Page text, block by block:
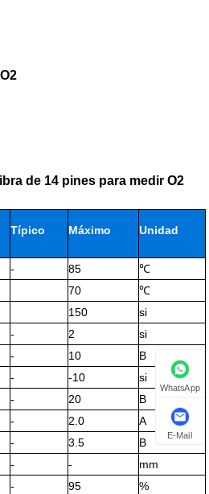
de 14 pines para medir O2
Típico Máximo Unidad
- 85
℃
70
℃
150
si
- 2
si
- 10
В
- -10
si
- 20
В
- 2.0
А
- 3.5
В
- -
mm
- 95
%
WhatsApp
E-Mail